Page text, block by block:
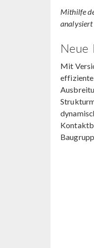
Mithilfe
analysiert
Neue
Mit
effiziente